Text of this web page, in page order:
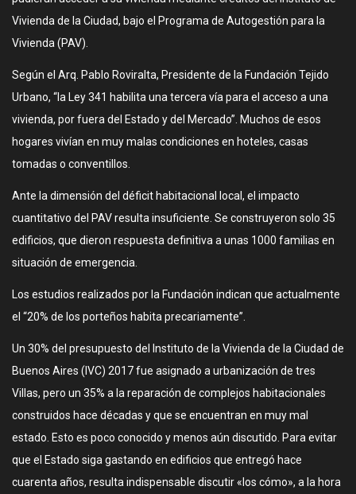
Vivienda de la Ciudad, bajo el Programa de Autogestión para la
Vivienda (PAV).
Según el Arq. Pablo Roviralta, Presidente de la Fundación Tejido
Urbano, “la Ley 341 habilita una tercera vía para el acceso a una
vivienda, por fuera del Estado y del Mercado”. Muchos de esos
hogares vivían en muy malas condiciones en hoteles, casas
tomadas o conventillos.
Ante la dimensión del déficit habitacional local, el impacto
cuantitativo del PAV resulta insuficiente. Se construyeron solo 35
edificios, que dieron respuesta definitiva a unas 1000 familias en
situación de emergencia.
Los estudios realizados por la Fundación indican que actualmente
el “20% de los porteños habita precariamente”.
Un 30% del presupuesto del Instituto de la Vivienda de la Ciudad de
Buenos Aires (IVC) 2017 fue asignado a urbanización de tres
Villas, pero un 35% a la reparación de complejos habitacionales
construidos hace décadas y que se encuentran en muy mal
estado. Esto es poco conocido y menos aún discutido. Para evitar
que el Estado siga gastando en edificios que entregó hace
cuarenta años, resulta indispensable discutir «los cómo», a la hora